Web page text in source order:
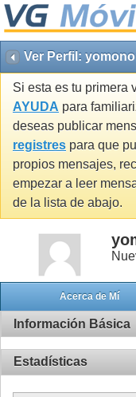
Ver Perfil:
Si esta es tu primera
AYUDA para
deseas publicar
registres para que
propios mensajes,
empezar a leer
de la lista de abajo.
Acerca de Mí
Información Básica
Estadísticas